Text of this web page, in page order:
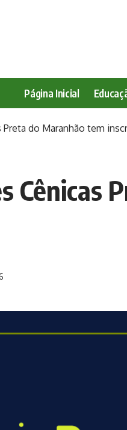
Página Inicial
do Maranhão tem
Cênicas